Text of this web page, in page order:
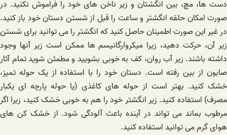
دست ها، مچ، بین انگشتان و زیر ناخن های خود را فراموش نکنید. در
صورت امکان حلقه انگشتر و ساعت را قبل از شستن دستان خود باز کنید.
در غیر این صورت اطمینان حاصل کنید که انگشتر را می توانید برای شستن
زیر آن، حرکت دهید، زیرا میکروارگانیسم ها ممکن است زیر آنها وجود
داشته باشند. زیر آب روان، کف به خوبی بشویید و مطمئن شوید تمام آثار
صابون از بین رفته است. دستان خود را با استفاده از یک حوله تمیز،
خشک کنید. بهتر است از حوله های کاغذی (یا حوله پارچه ای یکبار
مصرف) استفاده کنید. زیر انگشتر خود را هم به خوبی خشک کنید، زیرا اگر
مرطوب بماند می تواند در آینده باعث آلودگی شود. از خشک کن های
هوای گرم می توانید استفاده کنید.